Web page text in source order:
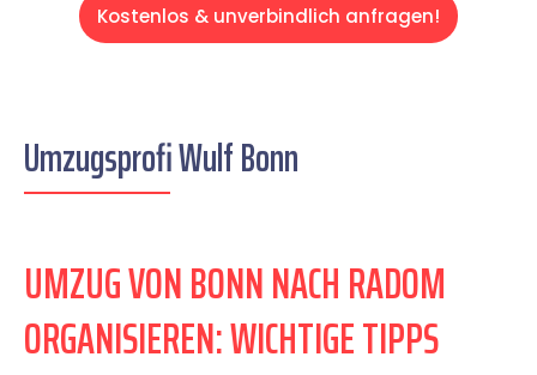
Kostenlos & unverbindlich anfragen!
Umzugsprofi Wulf Bonn
UMZUG VON BONN NACH RADOM
ORGANISIEREN: WICHTIGE TIPPS